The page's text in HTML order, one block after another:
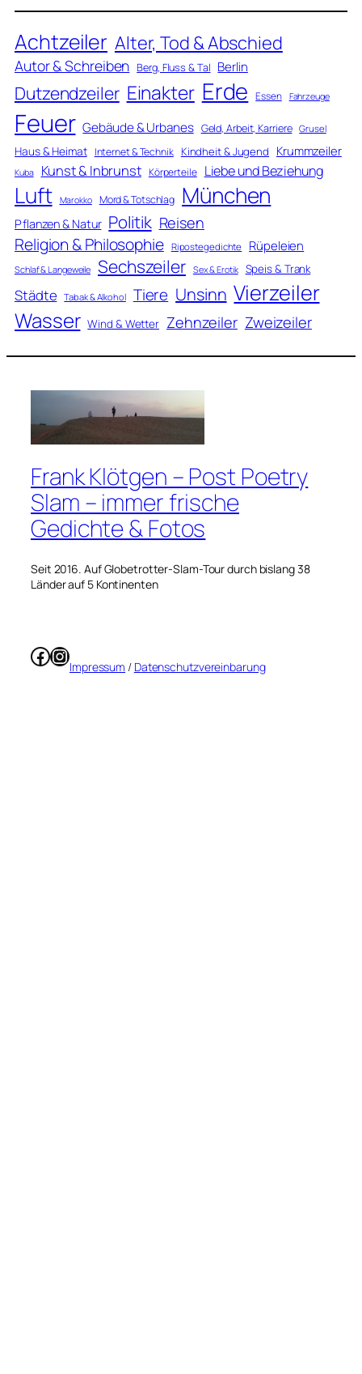
Achtzeiler Alter, Tod & Abschied
Autor & Schreiben Berg, Fluss & Tal Berlin
Dutzendzeiler Einakter Erde Essen Fahrzeuge
Feuer Gebäude & Urbanes Geld, Arbeit, Karriere Grusel
Haus & Heimat Internet & Technik Kindheit & Jugend Krummzeiler
Kuba Kunst & Inbrunst Körperteile Liebe und Beziehung
Luft Marokko Mord & Totschlag München
Pflanzen & Natur Politik Reisen
Religion & Philosophie Ripostegedichte Rüpeleien
Schlaf & Langeweile Sechszeiler Sex & Erotik Speis & Trank
Städte Tabak & Alkohol Tiere Unsinn Vierzeiler
Wasser Wind & Wetter Zehnzeiler Zweizeiler
Frank Klötgen – Post Poetry
Slam – immer frische
Gedichte & Fotos
Seit 2016. Auf Globetrotter-Slam-Tour durch bislang 38
Länder auf 5 Kontinenten
Facebook
Instagram
Impressum / Datenschutzvereinbarung